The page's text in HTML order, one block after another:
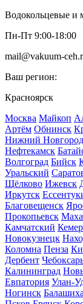
Водокольцевые и
Пн-Пт 9:00-18:00
mail@vakuum-
Ваш регион:
Красноярск
Москва Майкоп
Артём Обнинск
Нижний Новгород
Нефтекамск
Волгоград Бийск
Уральский
Щёлково Ижевск
Иркутск
Благовещенск
Прокопьевск
Камчатский
Новокузнецк
Коломна Пенза
Дербент
Калининград
Евпатория Улан-
Ногинск Балашиха